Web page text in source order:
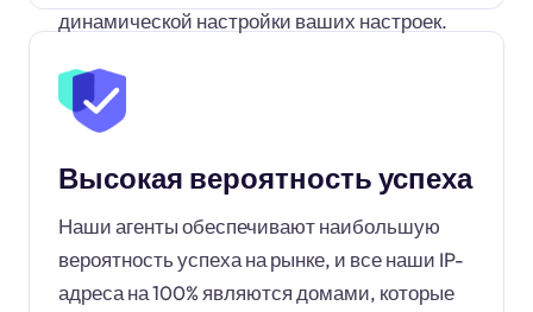
динамической настройки ваших настроек.
Высокая вероятность успеха
Наши агенты обеспечивают наибольшую
вероятность успеха на рынке, и все наши IP-
адреса на 100% являются домами, которые